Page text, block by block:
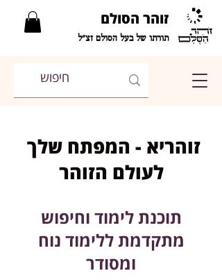
זוהר הסולם
תורתו של בעל הסולם זצ"ל
לעולם הזוהר
תוכנת לימוד וחיפוש
מתקדמת ללימוד נוח
ומסודר